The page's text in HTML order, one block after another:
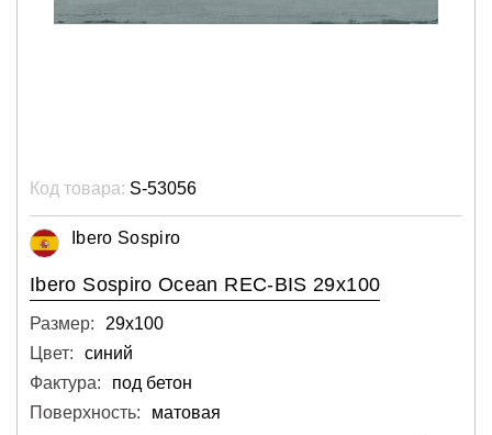
Код товара: S-53056
Ibero Sospiro
Ibero Sospiro Ocean REC-BIS 29x100
Размер:
29х100
Цвет:
синий
Фактура:
под бетон
Поверхность:
матовая